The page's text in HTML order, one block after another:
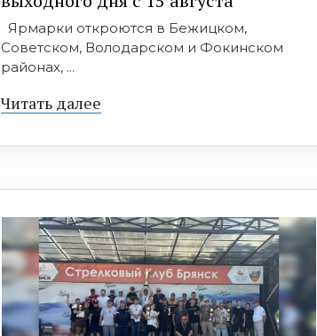
Ярмарки откроются в Бежицком,
Советском, Володарском и Фокинском
районах, ...
Читать далее